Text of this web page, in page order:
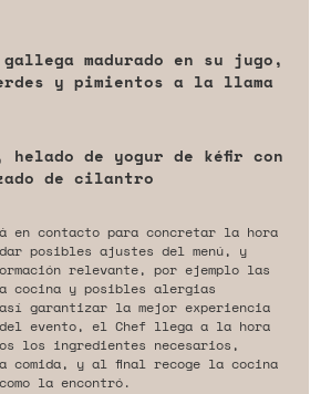
gallega madurado en su jugo,
y pimientos a la llama
de yogur de kéfir con
de cilantro
en contacto para concretar la hora
posibles ajustes del menú, y
relevante, por ejemplo las
cocina y posibles alergias
garantizar la mejor experiencia
evento, el Chef llega a la hora
los ingredientes necesarios,
comida, y al final recoge la cocina
la encontró.